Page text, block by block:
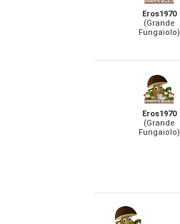
Eros1970
(Grande
Fungaiolo)
Eros1970
(Grande
Fungaiolo)